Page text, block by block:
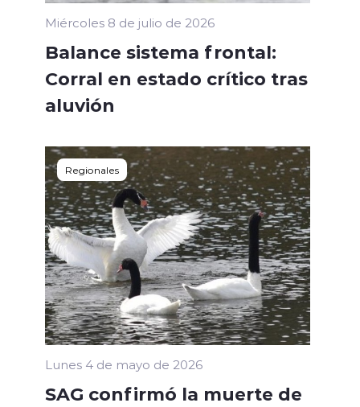
Miércoles 8 de julio de 2026
Balance sistema frontal:
Corral en estado crítico tras
aluvión
Regionales
Lunes 4 de mayo de 2026
SAG confirmó la muerte de